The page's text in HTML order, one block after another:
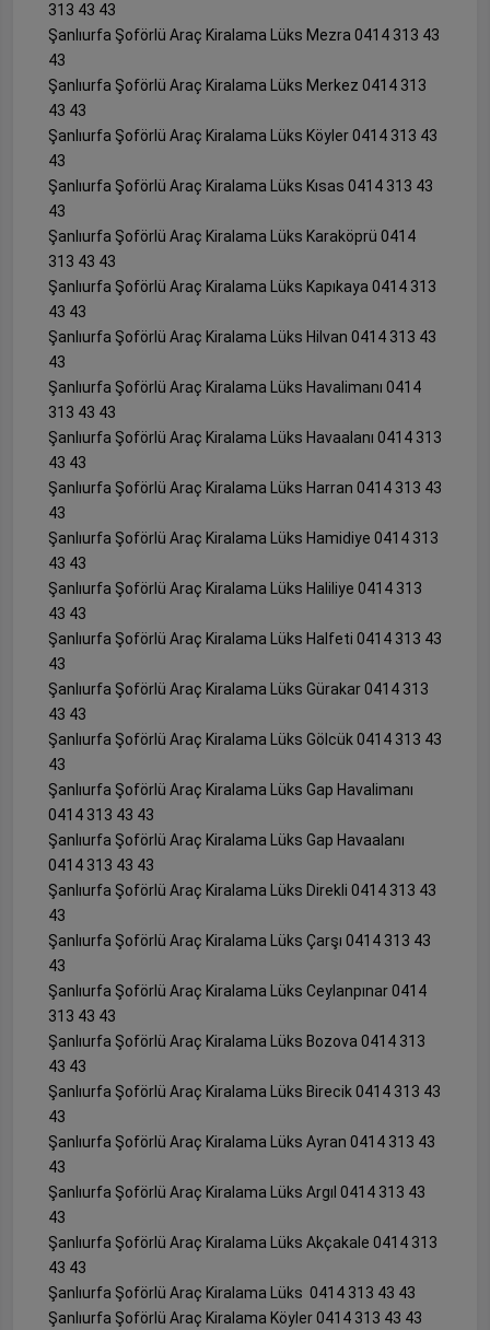
313 43 43
Şanlıurfa Şoförlü Araç Kiralama Lüks Mezra 0414 313 43
43
Şanlıurfa Şoförlü Araç Kiralama Lüks Merkez 0414 313
43 43
Şanlıurfa Şoförlü Araç Kiralama Lüks Köyler 0414 313 43
43
Şanlıurfa Şoförlü Araç Kiralama Lüks Kısas 0414 313 43
43
Şanlıurfa Şoförlü Araç Kiralama Lüks Karaköprü 0414
313 43 43
Şanlıurfa Şoförlü Araç Kiralama Lüks Kapıkaya 0414 313
43 43
Şanlıurfa Şoförlü Araç Kiralama Lüks Hilvan 0414 313 43
43
Şanlıurfa Şoförlü Araç Kiralama Lüks Havalimanı 0414
313 43 43
Şanlıurfa Şoförlü Araç Kiralama Lüks Havaalanı 0414 313
43 43
Şanlıurfa Şoförlü Araç Kiralama Lüks Harran 0414 313 43
43
Şanlıurfa Şoförlü Araç Kiralama Lüks Hamidiye 0414 313
43 43
Şanlıurfa Şoförlü Araç Kiralama Lüks Haliliye 0414 313
43 43
Şanlıurfa Şoförlü Araç Kiralama Lüks Halfeti 0414 313 43
43
Şanlıurfa Şoförlü Araç Kiralama Lüks Gürakar 0414 313
43 43
Şanlıurfa Şoförlü Araç Kiralama Lüks Gölcük 0414 313 43
43
Şanlıurfa Şoförlü Araç Kiralama Lüks Gap Havalimanı
0414 313 43 43
Şanlıurfa Şoförlü Araç Kiralama Lüks Gap Havaalanı
0414 313 43 43
Şanlıurfa Şoförlü Araç Kiralama Lüks Direkli 0414 313 43
43
Şanlıurfa Şoförlü Araç Kiralama Lüks Çarşı 0414 313 43
43
Şanlıurfa Şoförlü Araç Kiralama Lüks Ceylanpınar 0414
313 43 43
Şanlıurfa Şoförlü Araç Kiralama Lüks Bozova 0414 313
43 43
Şanlıurfa Şoförlü Araç Kiralama Lüks Birecik 0414 313 43
43
Şanlıurfa Şoförlü Araç Kiralama Lüks Ayran 0414 313 43
43
Şanlıurfa Şoförlü Araç Kiralama Lüks Argıl 0414 313 43
43
Şanlıurfa Şoförlü Araç Kiralama Lüks Akçakale 0414 313
43 43
Şanlıurfa Şoförlü Araç Kiralama Lüks 0414 313 43 43
Şanlıurfa Şoförlü Araç Kiralama Köyler 0414 313 43 43